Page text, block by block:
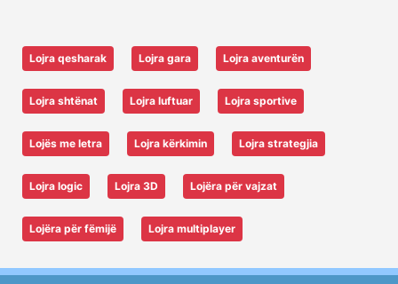
Lojra qesharak Lojra gara Lojra aventurën
Lojra shtënat Lojra luftuar Lojra sportive
Lojës me letra Lojra kërkimin Lojra strategjia
Lojra logic Lojra 3D Lojëra për vajzat
Lojëra për fëmijë Lojra multiplayer